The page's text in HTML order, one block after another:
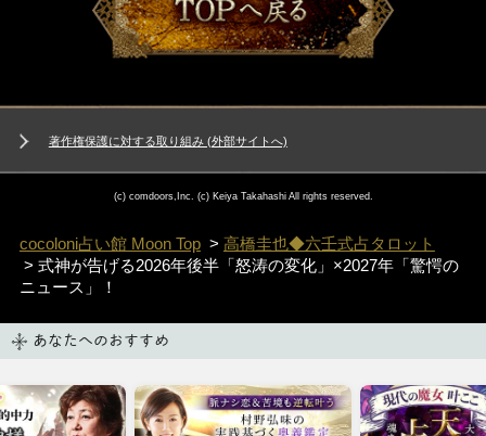
著作権保護に対する取り組み (外部サイトへ)
(c) comdoors,Inc. (c) Keiya Takahashi All rights reserved.
cocoloni占い館 Moon Top> 高橋圭也◆六壬式占タロット
> 式神が告げる2026年後半「怒涛の変化」×2027年「驚愕の
ニュース」！
あなたへのおすすめ